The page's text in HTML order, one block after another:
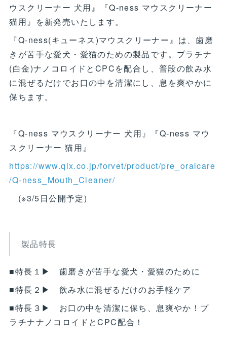
ウスクリーナー 犬用』『Q‐ness マウスクリーナー
猫用』を新発売いたします。
『Q-ness(キューネス)マウスクリーナー』は、歯磨
きが苦手な愛犬・愛猫のための製品です。プラチナ
(白金)ナノコロイドとCPCを配合し、普段の飲み水
に混ぜるだけでお口の中を清潔にし、息を爽やかに
保ちます。
『Q‐ness マウスクリーナー 犬用』『Q‐ness マウ
スクリーナー 猫用』
https://www.qix.co.jp/forvet/product/pre_oralcare
/Q-ness_Mouth_Cleaner/
(※3/5日公開予定)
製品特長
■特長１▶ 歯磨きが苦手な愛犬・愛猫のために
■特長２▶ 飲み水に混ぜるだけのお手軽ケア
■特長３▶ お口の中を清潔に保ち、息爽やか！プ
ラチナナノコロイドとCPC配合！